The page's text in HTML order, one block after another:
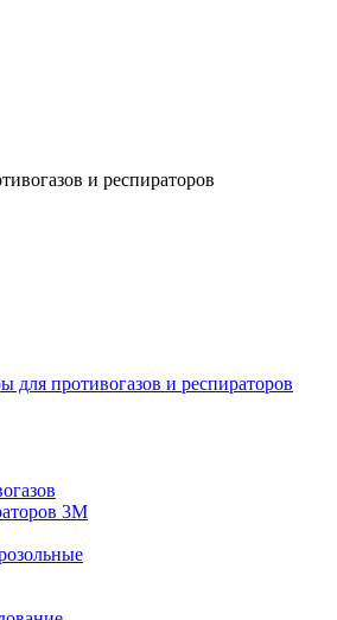
и респираторов
для противогазов и респираторов
3М